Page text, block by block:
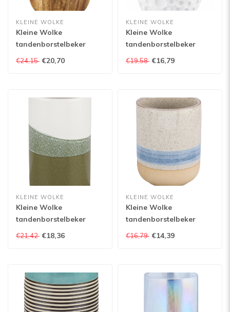
KLEINE WOLKE
Kleine Wolke
tandenborstelbeker
Madera
€24,15 €20,70
KLEINE WOLKE
Kleine Wolke
tandenborstelbeker
Moon
€19,58 €16,79
KLEINE WOLKE
Kleine Wolke
tandenborstelbeker
Moss
€21,42 €18,36
KLEINE WOLKE
Kleine Wolke
tandenborstelbeker
Navagio
€16,79 €14,39